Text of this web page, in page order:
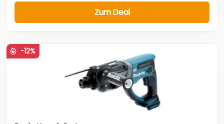
Zum Deal
-12%